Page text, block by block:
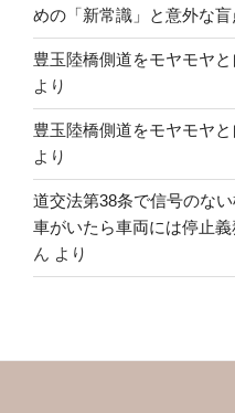
めの「新常識」と意外な盲
豊玉陸橋側道をモヤモヤ
より
豊玉陸橋側道をモヤモヤ
より
道交法第38条で信号のな
車がいたら車両には停止
ん より